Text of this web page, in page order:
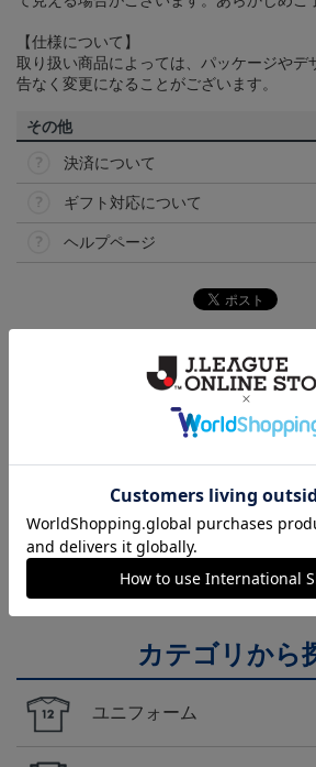
【仕様について】
取り扱い商品によっては、パッケージやデ
告なく変更になることがございます。
その他
決済について
ギフト対応について
ヘルプページ
こだわりのデザインに注目！
福岡
アビスパ福岡のすべてのグッ
に！全グッズ一覧はこちら！
カテゴリから
ユニフォーム